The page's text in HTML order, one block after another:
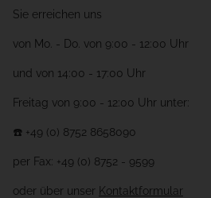
Sie erreichen uns
von Mo. - Do. von 9:00 - 12:00 Uhr
und von 14:00 - 17:00 Uhr
Freitag von 9:00 - 12:00 Uhr unter:
☎️ +49 (0) 8752 8658090
per Fax: +49 (0) 8752 - 9599
oder über unser Kontaktformular